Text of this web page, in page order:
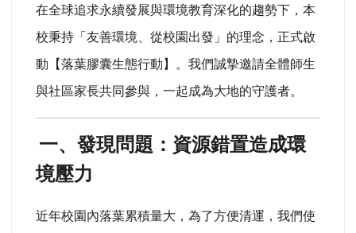
在全球追求永續發展與環境教育深化的趨勢下，本
校秉持「友善環境、從校園出發」的理念，正式啟
動【落葉膠囊生態行動】。我們誠摯邀請全體師生
與社區家長共同參與，一起成為大地的守護者。
一、發現問題：資源錯置造成環
境壓力
近年校園內落葉累積量大，為了方便清運，我們使